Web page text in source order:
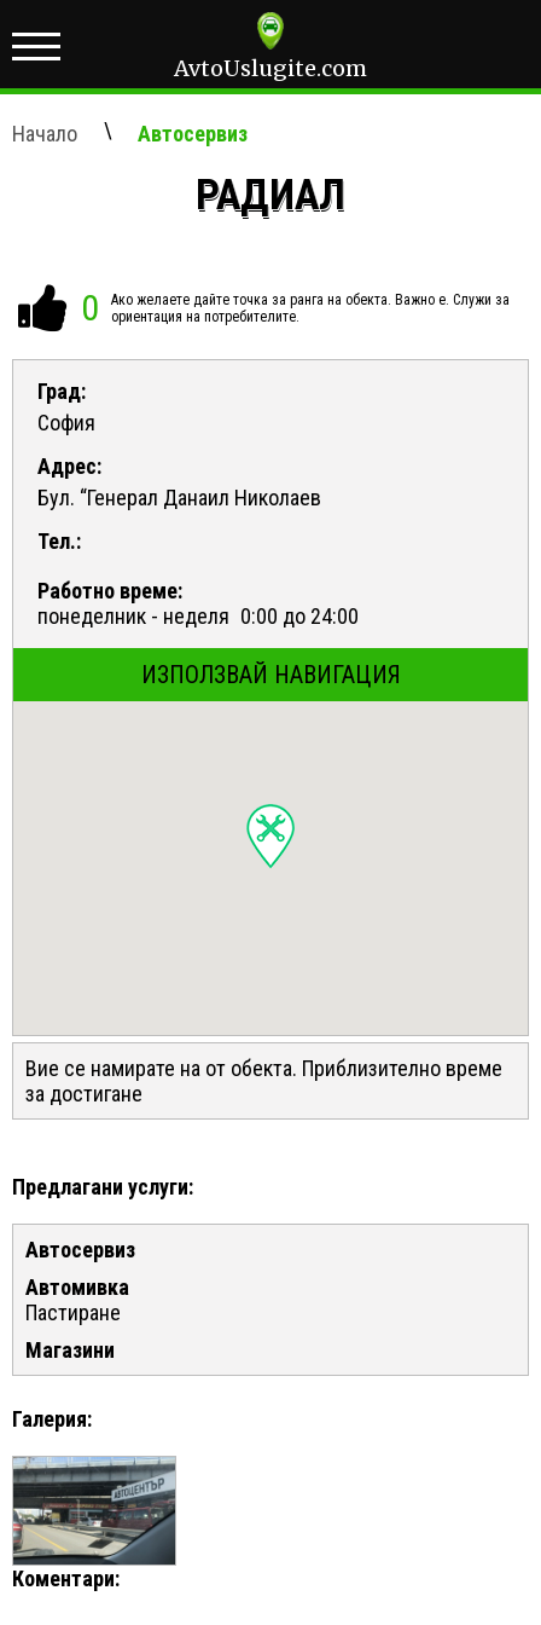
AvtoUslugite.com
Начало \ Автосервиз
РАДИАЛ
0
Ако желаете дайте точка за ранга на обекта. Важно е. Служи за
ориентация на потребителите.
Град:
София
Адрес:
Бул. “Генерал Данаил Николаев
Тел.:
Работно време:
понеделник - неделя 0:00 до 24:00
ИЗПОЛЗВАЙ НАВИГАЦИЯ
Вие се намирате на от обекта. Приблизително време
за достигане
Предлагани услуги:
Автосервиз
Автомивка
Пастиране
Магазини
Галерия:
Коментари: